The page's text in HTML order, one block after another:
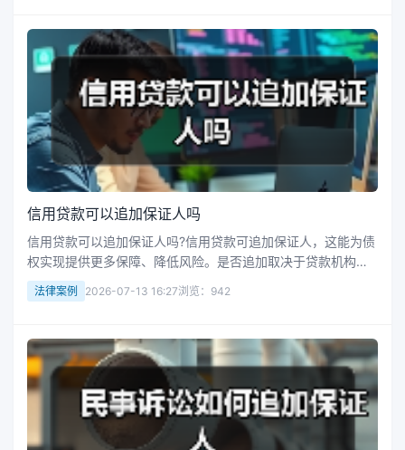
信用贷款可以追加保证人吗
信用贷款可以追加保证人吗?信用贷款可追加保证人，这能为债
权实现提供更多保障、降低风险。是否追加取决于贷款机构和
借款人意愿。追加需经贷款机构审核保证人能力，审核通过后
签订新保证合同明确相关条款。接下来华律网小编整理了相关
法律案例 2026-07-13 16:27浏览：942